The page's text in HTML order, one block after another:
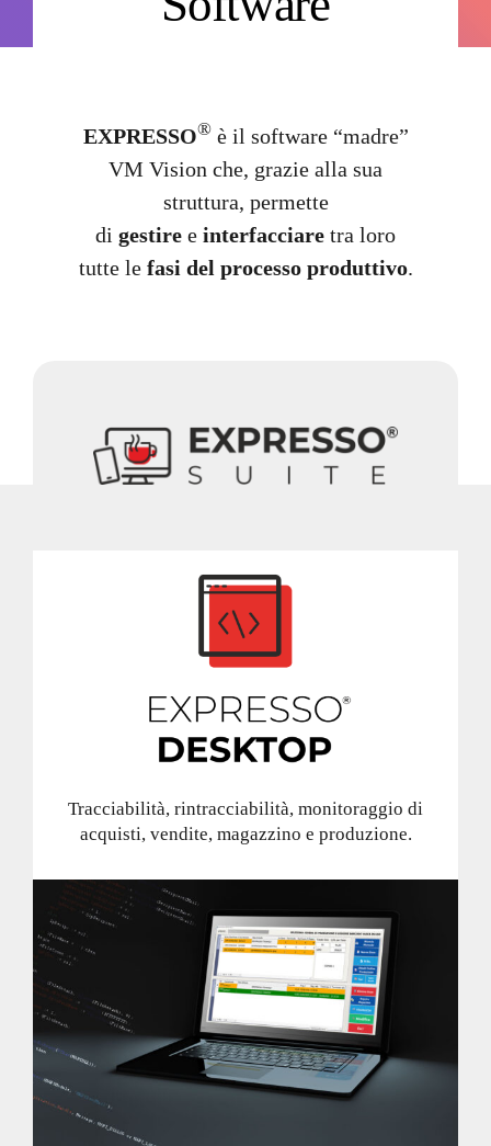
CONTATTIEXPRESSO®è il software “madre”
VM Vision che, grazie alla sua
struttura, permette
di gestire e interfacciare tra loro
tutte le fasi del processo produttivo.
Tracciabilità, rintracciabilità, monitoraggio di
acquisti, vendite, magazzino e produzione.